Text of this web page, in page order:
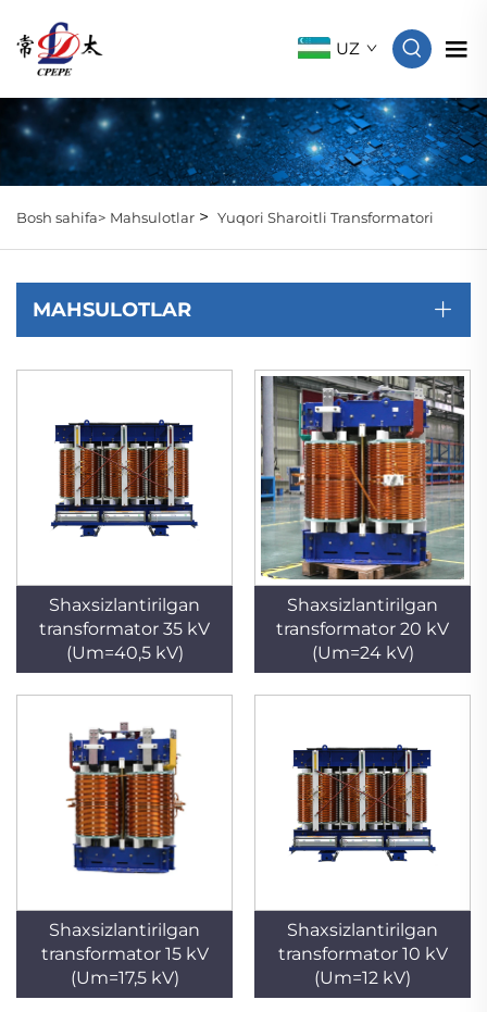
UZ
Bosh sahifa> Mahsulotlar > Yuqori Sharoitli Transformatori
MAHSULOTLAR
Shaxsizlantirilgan
transformator 35 kV
(Um=40,5 kV)
Shaxsizlantirilgan
transformator 20 kV
(Um=24 kV)
Shaxsizlantirilgan
transformator 15 kV
(Um=17,5 kV)
Shaxsizlantirilgan
transformator 10 kV
(Um=12 kV)